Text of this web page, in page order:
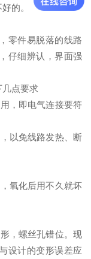
的。
件易脱落的线路
仔细辨认，界面强
点要求
，即电气连接要符
以免线路发热、断
氧化后用不久就坏
，螺丝孔错位。现
设计的变形误差应